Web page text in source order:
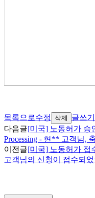
목록으로수정 삭제
글쓰기
다음글[미국] 노동허가 승
Processing - 현** 고객님,
이전글[미국] 노동허가 접
고객님의 신청이 접수되